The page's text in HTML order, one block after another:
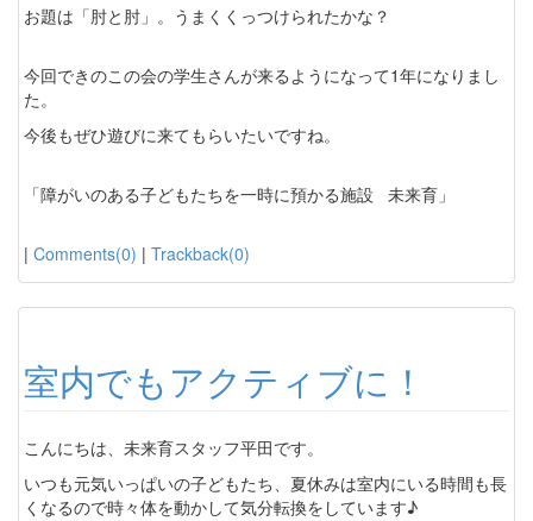
お題は「肘と肘」。うまくくっつけられたかな？
今回できのこの会の学生さんが来るようになって1年になりまし
た。
今後もぜひ遊びに来てもらいたいですね。
「障がいのある子どもたちを一時に預かる施設 未来育」
| Comments(0) | Trackback(0)
室内でもアクティブに！
こんにちは、未来育スタッフ平田です。
いつも元気いっぱいの子どもたち、夏休みは室内にいる時間も長
くなるので時々体を動かして気分転換をしています♪